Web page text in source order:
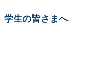
学生の皆さまへ